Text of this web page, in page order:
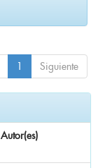
1 Siguiente
Autor(es)